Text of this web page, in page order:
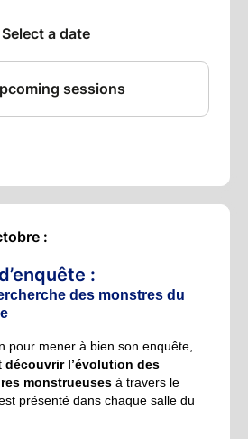
:
:
des monstres du
pour mener à bien son enquête,
découvrir l’évolution des
monstrueuses à travers le
présenté dans chaque salle du